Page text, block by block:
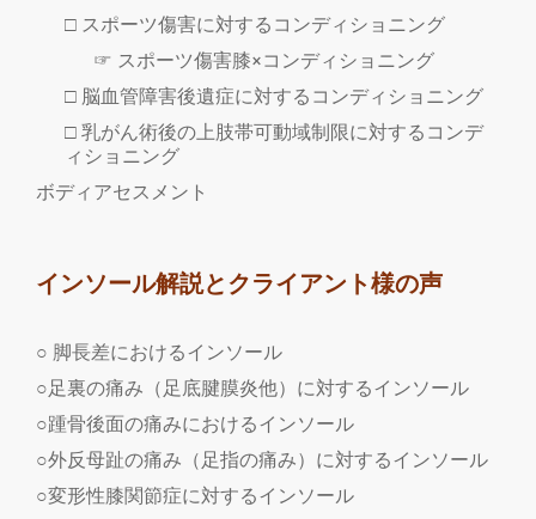
□ スポーツ傷害に対するコンディショニング
☞ スポーツ傷害膝×コンディショニング
□ 脳血管障害後遺症に対するコンディショニング
□ 乳がん術後の上肢帯可動域制限に対するコンデ
ィショニング
ボディアセスメント
インソール解説とクライアント様の声
○ 脚長差におけるインソール
○足裏の痛み（足底腱膜炎他）に対するインソール
○踵骨後面の痛みにおけるインソール
○外反母趾の痛み（足指の痛み）に対するインソール
○変形性膝関節症に対するインソール